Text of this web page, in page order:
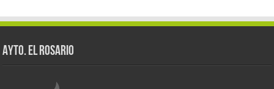
AYTO. EL ROSARIO